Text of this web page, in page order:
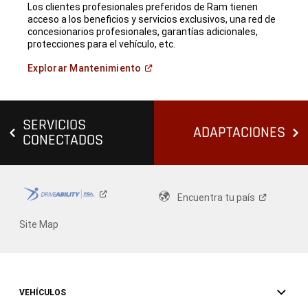
Los clientes profesionales preferidos de Ram tienen
acceso a los beneficios y servicios exclusivos, una red de
concesionarios profesionales, garantías adicionales,
protecciones para el vehículo, etc.
Explorar Mantenimiento Open in a new window
SERVICIOS
CONECTADOS ADAPTACIONES
Encuentra tupaís
Site Map
VEHÍCULOS